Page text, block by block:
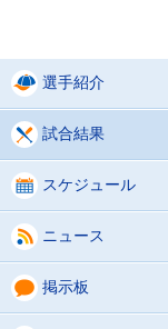
選手紹介
試合結果
スケジュール
ニュース
掲示板